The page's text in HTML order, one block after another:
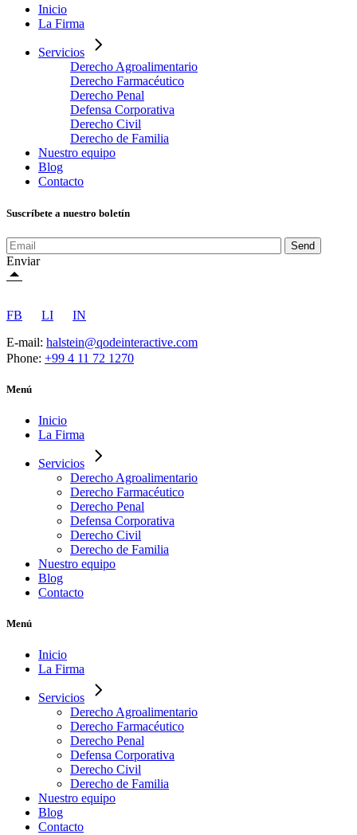
Inicio
La Firma
Servicios
Derecho Agroalimentario
Derecho Farmacéutico
Derecho Penal
Defensa Corporativa
Derecho Civil
Derecho de Familia
Nuestro equipo
Blog
Contacto
Suscríbete a nuestro boletín
Send
Enviar
FB LI
IN
E-mail: halstein@qodeinteractive.com
Phone: +99 4 11 72 1270
Menú
Inicio
La Firma
Servicios
Derecho Agroalimentario
Derecho Farmacéutico
Derecho Penal
Defensa Corporativa
Derecho Civil
Derecho de Familia
Nuestro equipo
Blog
Contacto
Menú
Inicio
La Firma
Servicios
Derecho Agroalimentario
Derecho Farmacéutico
Derecho Penal
Defensa Corporativa
Derecho Civil
Derecho de Familia
Nuestro equipo
Blog
Contacto